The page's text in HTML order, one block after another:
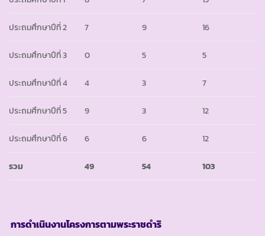
ประถมศึกษาปีที่ 2 7 9 16
ประถมศึกษาปีที่ 3 0 5 5
ประถมศึกษาปีที่ 4 4 3 7
ประถมศึกษาปีที่ 5 9 3 12
ประถมศึกษาปีที่ 6 6 6 12
รวม 49 54 103
การดำเนินงานโครงการตามพระราชดำริ